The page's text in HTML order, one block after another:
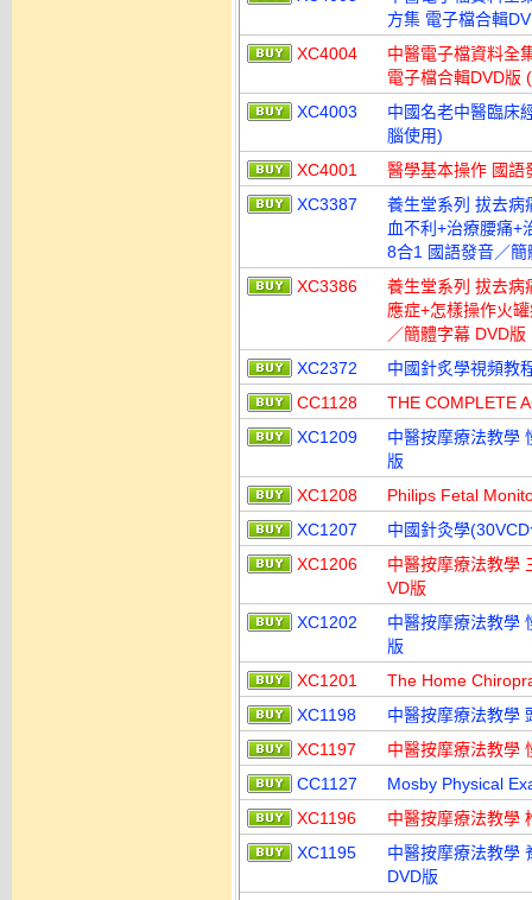
方集 電子檔合輯
XC4004
中醫電子檔資料全
電子檔合輯DVD版
XC4003
中國名老中醫臨床
腦使用)
XC4001
醫學基本操作 國語
XC3387
養生堂系列 拔去病
血不利+治療腰痛+
8合1 國語發音／簡
XC3386
養生堂系列 拔去病
應症+怎樣操作火
／簡體字幕 DVD版
XC2372
中國針炙學視頻教
CC1128
THE COMPLETE
XC1209
中醫按摩療法教學
版
XC1208
Philips Fetal
XC1207
中國針灸學
XC1206
中醫按摩療法教學
VD版
XC1202
中醫按摩療法教學
版
XC1201
The Home
XC1198
中醫按摩療法教學
XC1197
中醫按摩療法教學
CC1127
Mosby Physical
XC1196
中醫按摩療法教學
XC1195
中醫按摩療法教學
DVD版